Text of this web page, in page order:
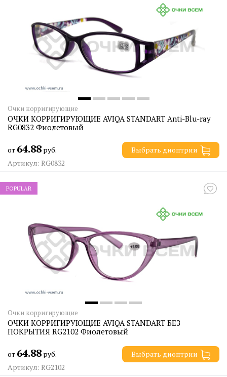
Очки корригирующие
ОЧКИ КОРРИГИРУЮЩИЕ AVIQA STANDART Anti-Blu-ray
RG0832 Фиолетовый
от 64.88 руб.
Выбрать диоптрии
Артикул: RG0832
POPULAR
Очки корригирующие
ОЧКИ КОРРИГИРУЮЩИЕ AVIQA STANDART БЕЗ
ПОКРЫТИЯ RG2102 Фиолетовый
от 64.88 руб.
Выбрать диоптрии
Артикул: RG2102